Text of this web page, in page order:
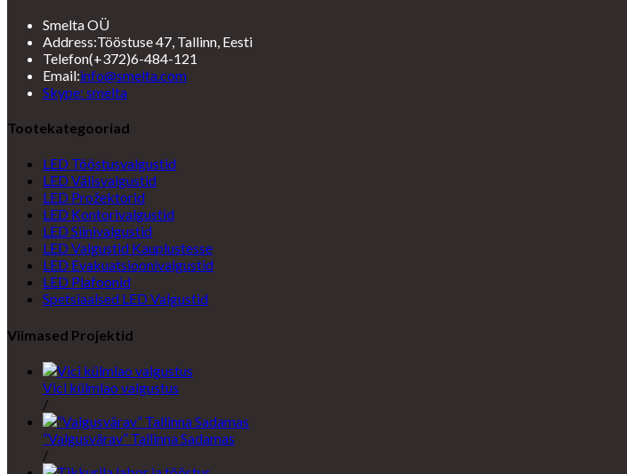
Smelta OÜ
Address:Tööstuse 47, Tallinn, Eesti
Telefon(+372)6-484-121
Email:info@smelta.comOpens
Skype: smeltaOpens
your
Tootekategooriad
LED Tööstusvalgustid
LED Välisvalgustid
LED Prožektorid
LED Kontorivalgustid
LED Siinivalgustid
LED Valgustid Kauplustesse
LED Evakuatsioonivalgustid
LED Plafoonid
Spetsiaalsed LED Valgustid
Viimased Projektid
Vici külmlao valgustus
/
“Valgusvärav” Tallinna Sadamas
/